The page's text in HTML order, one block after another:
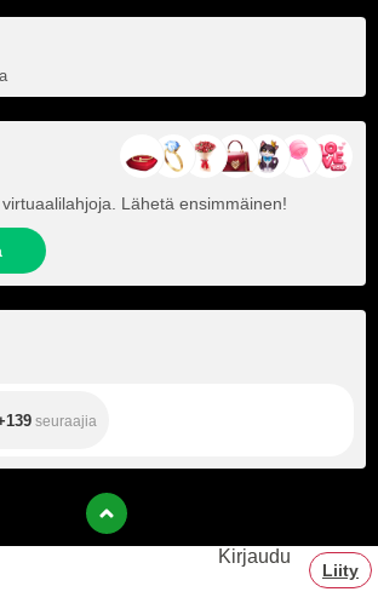
Lähetä ensimmäinen!
seuraajia
Kirjaudu
Liity